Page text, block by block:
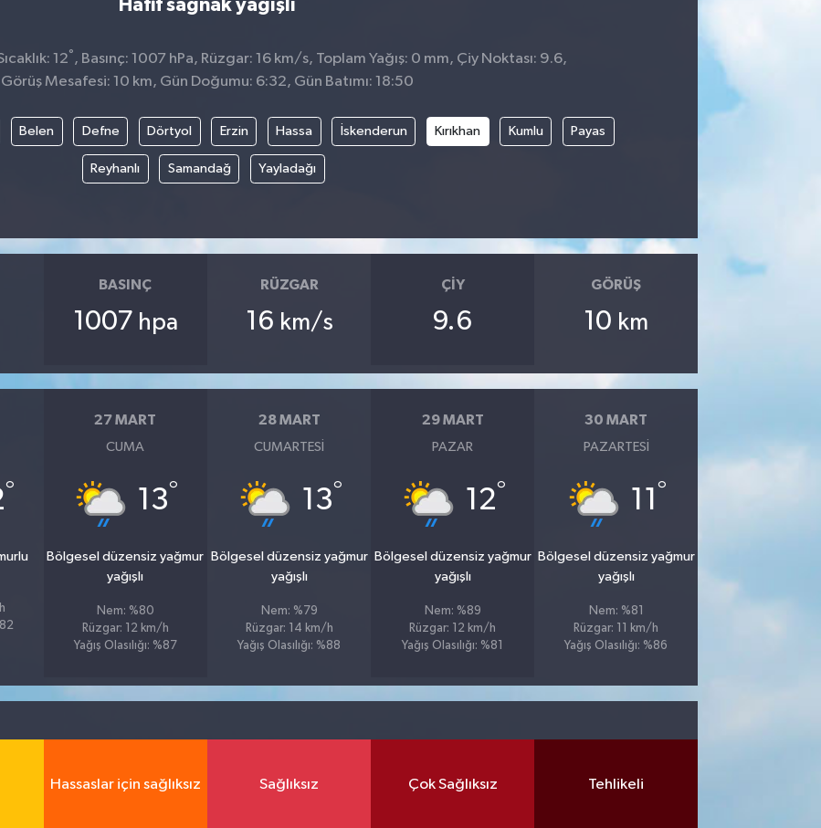
Hafif sağnak yağışlı
12° , Basınç: 1007 hPa, Rüzgar: 16 km/s, Toplam Yağış: 0 mm, Çiy Noktası: 9.6,
Görüş Mesafesi: 10 km, Gün Doğumu: 6:32, Gün Batımı: 18:50
Belen Defne Dörtyol Erzin Hassa İskenderun Kırıkhan Kumlu Payas
Reyhanlı Samandağ Yayladağı
BASINÇ
1007 hpa
RÜZGAR
16 km/s
ÇIY
9.6
GÖRÜŞ
10 km
°
27 MART
CUMA
13°
Bölgesel düzensiz yağmur
yağışlı
Nem: %80
Rüzgar: 12 km/h
Yağış Olasılığı: %87
28 MART
CUMARTESI
13°
Bölgesel düzensiz yağmur
yağışlı
Nem: %79
Rüzgar: 14 km/h
Yağış Olasılığı: %88
29 MART
PAZAR
12°
Bölgesel düzensiz yağmur
yağışlı
Nem: %89
Rüzgar: 12 km/h
Yağış Olasılığı: %81
30 MART
PAZARTESI
11 °
Bölgesel düzensiz yağmur
yağışlı
Nem: %81
Rüzgar: 11 km/h
Yağış Olasılığı: %86
Hassaslar için sağlıksız Sağlıksız Çok Sağlıksız Tehlikeli